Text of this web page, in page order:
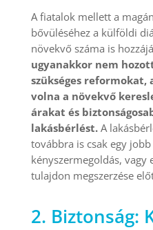
A fiatalok mellett a
bővüléséhez a külföldi
növekvő száma is
ugyanakkor nem
szükséges reformokat,
volna a növekvő
árakat és
lakásbérlést.A
továbbra is csak egy
kényszermegoldás, vagy
tulajdon megszerzése
2. Biztonság: